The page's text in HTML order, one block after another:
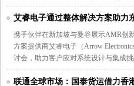
艾睿电子通过整体解决方案助力
携手伙伴在新加坡与曼谷展示AMR创
方案提供商艾睿电子（Arrow
讨会，助力客户应对系统设计与集成
联通全球市场：国泰货运借力香